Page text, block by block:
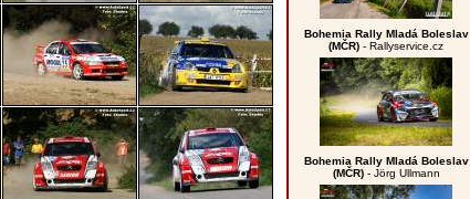
Bohemia Rally Mladá Boleslav
(MČR) - Rallyservice.cz
Bohemia Rally Mladá Boleslav
(MČR)- Jörg Ullmann